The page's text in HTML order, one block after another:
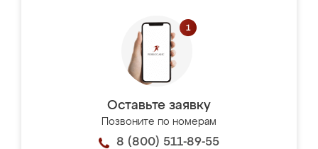
Оставьте заявку
Позвоните по номерам
8 (800) 511-89-55